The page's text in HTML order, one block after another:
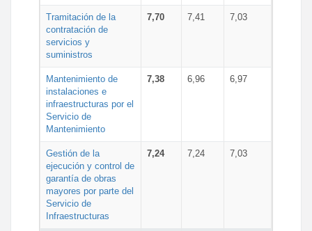
Tramitación de la
contratación de
servicios y
suministros
7,70 7,41 7,03
Mantenimiento de
instalaciones e
infraestructuras por el
Servicio de
Mantenimiento
7,38 6,96 6,97
Gestión de la
ejecución y control de
garantía de obras
mayores por parte del
Servicio de
Infraestructuras
7,24 7,24 7,03